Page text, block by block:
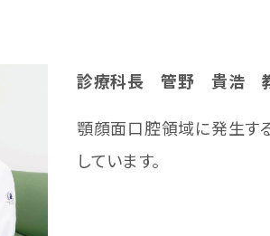
診療科長 管野 貴浩
顎顔面口腔領域に発生す
しています。